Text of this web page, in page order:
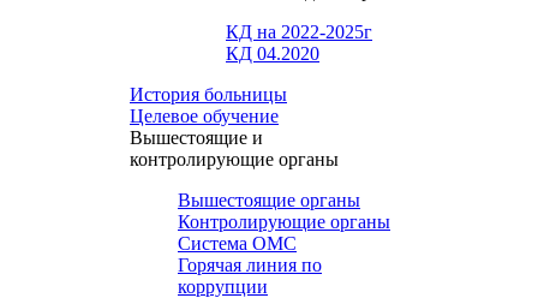
КД на 2022-2025г
КД 04.2020
История больницы
Целевое обучение
Вышестоящие и
контролирующие органы
Вышестоящие органы
Контролирующие органы
Система ОМС
Горячая линия по
коррупции